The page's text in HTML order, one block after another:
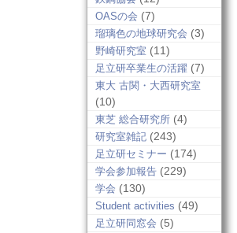
OASの会 (7)
瑠璃色の地球研究会 (3)
野崎研究室 (11)
足立研卒業生の活躍 (7)
東大 古関・大西研究室
(10)
東芝 総合研究所 (4)
研究室雑記 (243)
足立研セミナー (174)
学会参加報告 (229)
学会 (130)
Student activities (49)
足立研同窓会 (5)